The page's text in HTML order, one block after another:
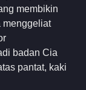
membikin
menggeliat
badan Cia
pantat, kaki